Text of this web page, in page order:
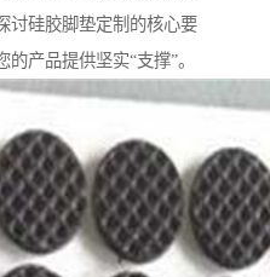
讨硅胶脚垫定制的核心要
产品提供坚实“支撑”。